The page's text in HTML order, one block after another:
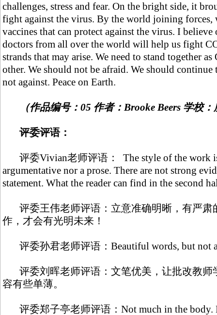
challenges, stress and fear. On the bright side, it
fight against the virus. By the world joining forces,
vaccines that can protect against the virus. I believe
doctors from all over the world will help us fight
strands that may arise. We need to stand together
other. We should not be afraid. We should
not against. Peace on Earth.
（作品编号：05 作者：Brooke Beers 学校
评委评语：
评委Vivian老师评语： The style of the work is
argumentative nor a prose. There are not strong
statement. What the reader can find in the second
评委王伟老师评语：立意准确明晰，有严肃
作，才会有光明未来！
评委孙君老师评语：Beautiful words, but not
评委刘晖老师评语：文笔优美，让批改教师
容有些单薄。
评委郑子亭老师评语：Not much in the body.